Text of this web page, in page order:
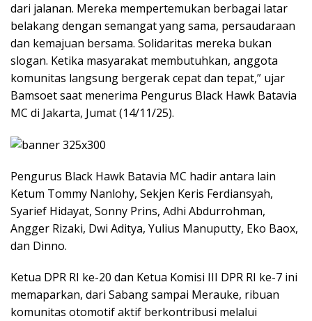
dari jalanan. Mereka mempertemukan berbagai latar
belakang dengan semangat yang sama, persaudaraan
dan kemajuan bersama. Solidaritas mereka bukan
slogan. Ketika masyarakat membutuhkan, anggota
komunitas langsung bergerak cepat dan tepat,” ujar
Bamsoet saat menerima Pengurus Black Hawk Batavia
MC di Jakarta, Jumat (14/11/25).
Pengurus Black Hawk Batavia MC hadir antara lain
Ketum Tommy Nanlohy, Sekjen Keris Ferdiansyah,
Syarief Hidayat, Sonny Prins, Adhi Abdurrohman,
Angger Rizaki, Dwi Aditya, Yulius Manuputty, Eko Baox,
dan Dinno.
Ketua DPR RI ke-20 dan Ketua Komisi III DPR RI ke-7 ini
memaparkan, dari Sabang sampai Merauke, ribuan
komunitas otomotif aktif berkontribusi melalui